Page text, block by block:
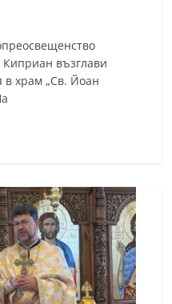
Киприан възглави
в храм „Св. Йоан